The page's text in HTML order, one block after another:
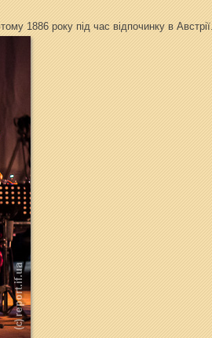
1886 року під час відпочинку в Австрії.